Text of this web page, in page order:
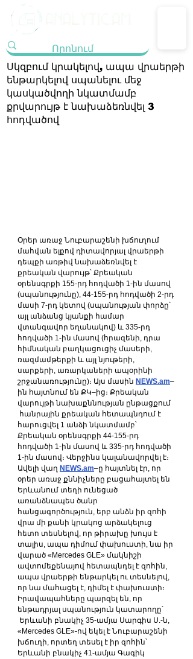
Սկզբում կրակելով, ապա վրաերթի
ենթարկելով սպանելու մեջ
կասկածվողի նկատմամբ
քրվարույթ է նախաձեռնվել 3
հոդվածով
Օրեր առաջ Նուբարաշենի խճուղում
մահվան ելքով դիտավորյալ վրաերթի
դեպքի առթիվ նախաձեռնվել է
քրեական վարույթ՝ Քրեական
օրենսգրքի 155-րդ հոդվածի 1-ին մասով
(սպանությունը), 44-155-րդ հոդվածի 2-րդ
մասի 7-րդ կետով (սպանության փորձը՝
այլ անձանց կյանքի համար
վտանգավոր եղանակով) և 335-րդ
հոդվածի 1-ին մասով (հրազենի, դրա
հիմնական բաղկացուցիչ մասերի,
ռազմամթերքի և այլ նյութերի,
սարքերի, առարկաների ապօրինի
շրջանառությունը)։ Այս մասին NEWS.am–
ին հայտնում են ՔԿ–ից։ Քրեական
վարույթի նախաքննության ընթացքում
հանրային քրեական հետապնդում է
հարուցվել 1 անձի նկատմամբ՝
Քրեական օրենսգրքի 44-155-րդ
հոդվածի 1-ին մասով և 335-րդ հոդվածի
1-ին մասով։ Վերջինս կալանավորվել է։
Ավելի վաղ NEWS.am–ը հայտնել էր, որ
օրեր առաջ քննիչները բացահայտել են
Երևանում տեղի ունեցած
առանձնապես ծանր
հանցագործություն, երբ անձն իր զոհի
վրա մի քանի կրակոց արձակելուց
հետո տեսնելով, որ թիրախը խույս է
տալիս, ապա դիմում փախուստի, նա իր
վարած «Mercedes GLE» մակնիշի
ավտոմեքենայով հետապնդել է զոհին,
ապա վրաերթի ենթարկել ու տեսնելով,
որ նա մահացել է, դիմել է փախուստի։
Իրավապահները պարզել են, որ
ենթադրյալ սպանություն կատարողը՝
Երևանի բնակիչ 35-ամյա Սարգիս Ս.-ն,
«Mercedes GLE»-ով եկել է Նուբարաշենի
խճուղի, որտեղ տեսել է իր զոհին՝
Երևանի բնակիչ 41-ամյա Գագիկ